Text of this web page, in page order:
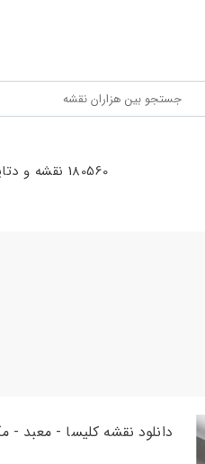
180560 نقشه و دتایل
دانلود نقشه کلیسا - معبد